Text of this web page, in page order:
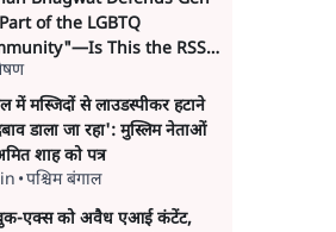
of the LGBTQ
This the RSS's
Move?
में मस्जिदों से लाउडस्पीकर हटाने
डाला जा रहा': मुस्लिम नेताओं
शाह को पत्र
•पश्चिम बंगाल
एक्स को अवैध एआई कंटेंट,